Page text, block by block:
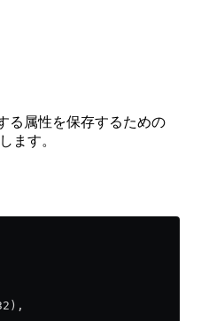
る属性を保存するための
ます。